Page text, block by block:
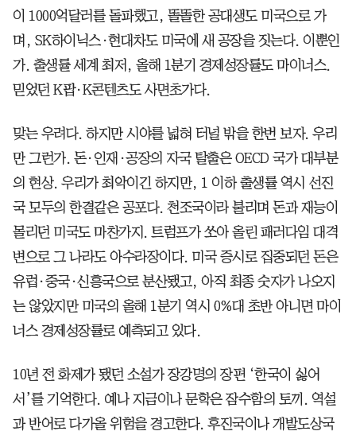
이 1000억달러를 돌파했고, 똘똘한 공대생도 미국으로 가
며, SK하이닉스·현대차도 미국에 새 공장을 짓는다. 이뿐인
가. 출생률 세계 최저, 올해 1분기 경제성장률도 마이너스.
믿었던 K팝·K콘텐츠도 사면초가다.
맞는 우려다. 하지만 시야를 넓혀 터널 밖을 한번 보자. 우리
만 그런가. 돈·인재·공장의 자국 탈출은 OECD 국가 대부분
의 현상. 우리가 최악이긴 하지만, 1 이하 출생률 역시 선진
국 모두의 한결같은 공포다. 천조국이라 불리며 돈과 재능이
몰리던 미국도 마찬가지. 트럼프가 쏘아 올린 패러다임 대격
변으로 그 나라도 아수라장이다. 미국 증시로 집중되던 돈은
유럽·중국·신흥국으로 분산됐고, 아직 최종 숫자가 나오지
는 않았지만 미국의 올해 1분기 역시 0%대 초반 아니면 마이
너스 경제성장률로 예측되고 있다.
10년 전 화제가 됐던 소설가 장강명의 장편 ‘한국이 싫어
서’를 기억한다. 예나 지금이나 문학은 잠수함의 토끼. 역설
과 반어로 다가올 위험을 경고한다. 후진국이나 개발도상국